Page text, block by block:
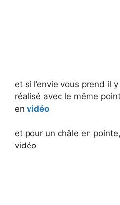
et si l’envie vous prend il
réalisé avec le même
en vidéo
et pour un châle en
vidéo